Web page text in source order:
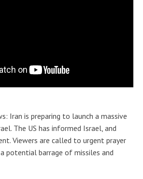
Iran is preparing to launch a massive
The US has informed Israel, and
Viewers are called to urgent prayer
potential barrage of missiles and